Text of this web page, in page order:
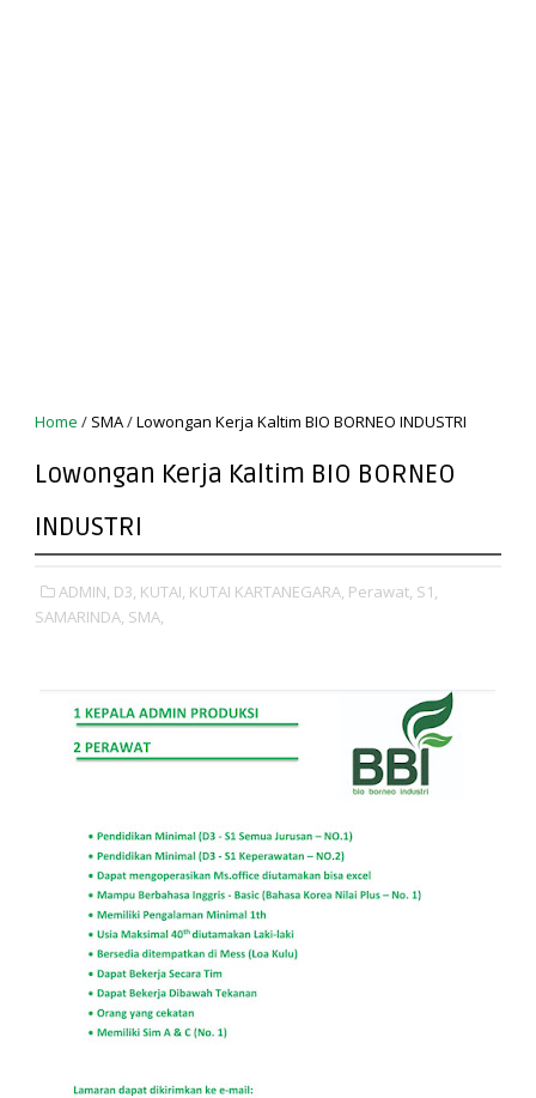
Home / SMA/Lowongan Kerja Kaltim BIO BORNEO INDUSTRI
Lowongan Kerja Kaltim BIO BORNEO
INDUSTRI
ADMIN, D3, KUTAI, KUTAI KARTANEGARA, Perawat, S1,
SAMARINDA, SMA,